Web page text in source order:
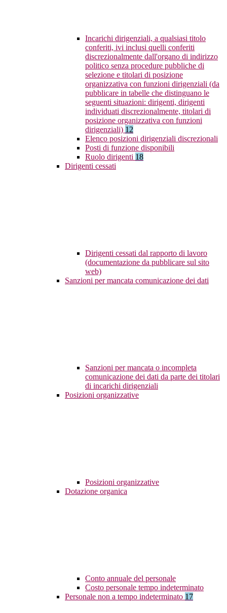
Incarichi dirigenziali, a qualsiasi titolo
conferiti, ivi inclusi quelli conferiti
discrezionalmente dall'organo di indirizzo
politico senza procedure pubbliche di
selezione e titolari di posizione
organizzativa con funzioni dirigenziali (da
pubblicare in tabelle che distinguano le
seguenti situazioni: dirigenti, dirigenti
individuati discrezionalmente, titolari di
posizione organizzativa con funzioni
dirigenziali) 12
Elenco posizioni dirigenziali discrezionali
Posti di funzione disponibili
Ruolo dirigenti 18
Dirigenti cessati
Dirigenti cessati dal rapporto di lavoro
(documentazione da pubblicare sul sito
web)
Sanzioni per mancata comunicazione dei dati
Sanzioni per mancata o incompleta
comunicazione dei dati da parte dei titolari
di incarichi dirigenziali
Posizioni organizzative
Posizioni organizzative
Dotazione organica
Conto annuale del personale
Costo personale tempo indeterminato
Personale non a tempo indeterminato 17